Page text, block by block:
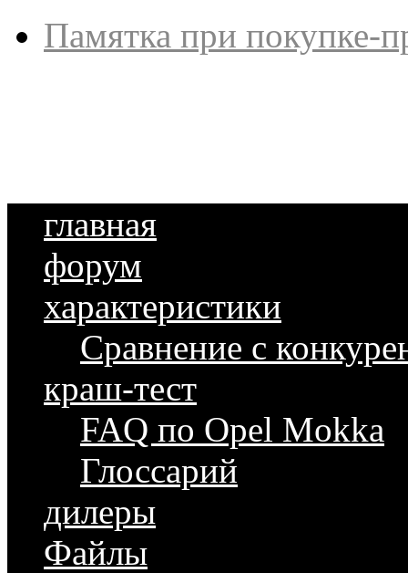
Памятка при покупке-
главная
форум
характеристики
Сравнение с
краш-тест
FAQ по Opel Mokka
Глоссарий
дилеры
Файлы